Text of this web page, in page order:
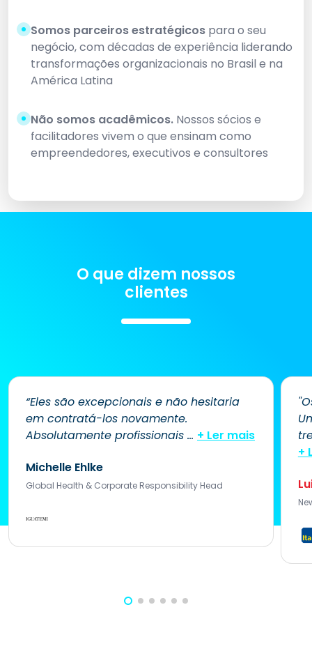
Somos parceiros estratégicos para o seu
negócio, com décadas de experiência liderando
transformações organizacionais no Brasil e na
América Latina
Não somos acadêmicos. Nossos sócios e
facilitadores vivem o que ensinam como
empreendedores, executivos e consultores
O que dizem nossos
clientes
“Eles são excepcionais e não hesitaria
em contratá-los novamente.
Absolutamente profissionais ... + Ler mais
Michelle Ehlke
Global Health & Corporate Responsibility Head
+